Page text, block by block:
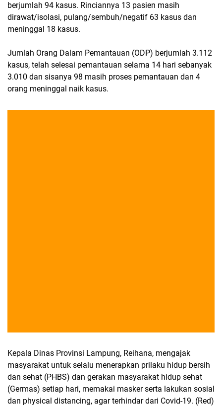
berjumlah 94 kasus. Rinciannya 13 pasien masih
dirawat/isolasi, pulang/sembuh/negatif 63 kasus dan
meninggal 18 kasus.
Jumlah Orang Dalam Pemantauan (ODP) berjumlah 3.112
kasus, telah selesai pemantauan selama 14 hari sebanyak
3.010 dan sisanya 98 masih proses pemantauan dan 4
orang meninggal naik kasus.
Kepala Dinas Provinsi Lampung, Reihana, mengajak
masyarakat untuk selalu menerapkan prilaku hidup bersih
dan sehat (PHBS) dan gerakan masyarakat hidup sehat
(Germas) setiap hari, memakai masker serta lakukan sosial
dan physical distancing, agar terhindar dari Covid-19. (Red)